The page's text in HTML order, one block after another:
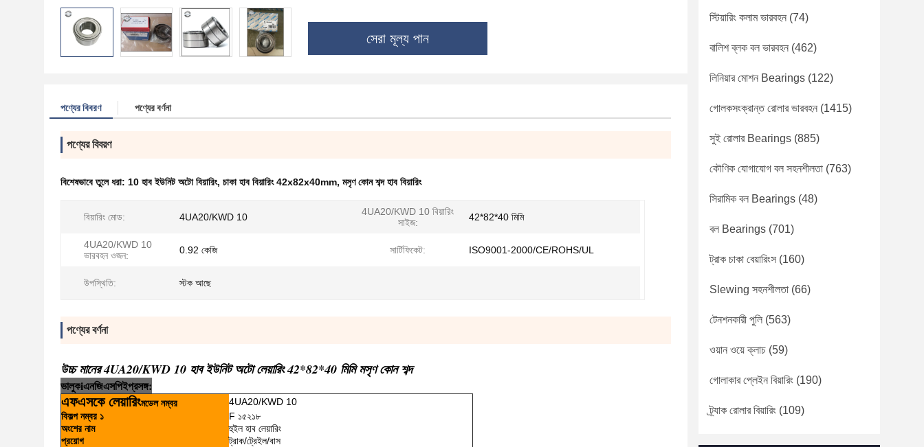
সেরা মূল্য পান
পণ্যের বিবরণ পণ্যের বর্ণনা
পণ্যের বিবরণ
বিশেষভাবে তুলে ধরা: 10 হাব ইউনিট অটো বিয়ারিং, চাকা হাব বিয়ারিং 42x82x40mm, মসৃণ কোন শব্দ হাব বিয়ারিং
বিয়ারিং মোড: 4UA20/KWD 10
4UA20/KWD 10 বিয়ারিং
সাইজ:
42*82*40 মিমি
4UA20/KWD 10
ভারবহন ওজন:
0.92 কেজি সার্টিফিকেট: ISO9001-2000/CE/ROHS/UL
উপস্থিতি: স্টক আছে
পণ্যের বর্ণনা
উচ্চ মানের 4UA20/KWD 10 হাব ইউনিট অটো লেয়ারিং 42*82*40 মিমি মসৃণ কোন শব্দ
ভালুকiএনজিএসপিইপ্রসঙ্গ:
এফএসকে লেয়ারিংমডেল নম্বর
4UA20/KWD 10
বিকল্প নম্বর ১
F ১৫২১৮
অংশের নাম
হুইল হাব লেয়ারিং
প্রয়োগ
ট্রাক/ট্রেইল/বাস
স্টিয়ারিং কলাম ভারবহন (74)
বালিশ ব্লক বল ভারবহন (462)
লিনিয়ার মোশন Bearings (122)
গোলকসংক্রান্ত রোলার ভারবহন (1415)
সুই রোলার Bearings (885)
কৌণিক যোগাযোগ বল সহনশীলতা (763)
সিরামিক বল Bearings (48)
বল Bearings (701)
ট্রাক চাকা বেয়ারিংস (160)
Slewing সহনশীলতা (66)
টেনশনকারী পুলি (563)
ওয়ান ওয়ে ক্লাচ (59)
গোলাকার প্লেইন বিয়ারিং (190)
ট্র্যাক রোলার বিয়ারিং (109)